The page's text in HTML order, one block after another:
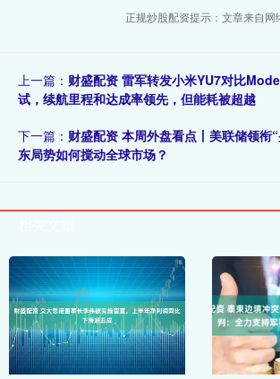
正规炒股配资提示：文章来自网
上一篇： 财盛配资 雷军转发小米YU7对比
试，续航里程和达成率领先，但能耗被超越
下一篇： 财盛配资 本周外盘看点丨美联储领衔
东局势如何搅动全球市场？